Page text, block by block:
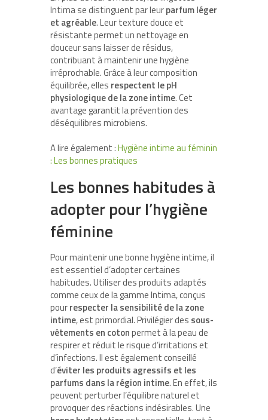
Intima se distinguent par leurparfum léger
et agréable. Leur texture douce et
résistante permet un nettoyage en
douceur sans laisser de résidus,
contribuant à maintenir une hygiène
irréprochable. Grâce à leur composition
équilibrée, elles respectent le pH
physiologique de la zone intime. Cet
avantage garantit la prévention des
déséquilibres microbiens.
A lire également :Hygiène intime au féminin
: Les bonnes pratiques
Les bonnes habitudes à
adopter pour l’hygiène
féminine
Pour maintenir une bonne hygiène intime, il
est essentiel d’adopter certaines
habitudes. Utiliser des produits adaptés
comme ceux de la gamme Intima, conçus
pourrespecter la sensibilité de la zone
intime, est primordial. Privilégier des sous-
vêtements en cotonpermet à la peau de
respirer et réduit le risque d’irritations et
d’infections. Il est également conseillé
d’éviter les produits agressifs et les
parfums dans la région intime. En effet, ils
peuvent perturber l’équilibre naturel et
provoquer des réactions indésirables. Une